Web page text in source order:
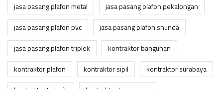
jasa pasang plafon metal
jasa pasang plafon pekalongan
jasa pasang plafon pvc
jasa pasang plafon shunda
jasa pasang plafon triplek
kontraktor bangunan
kontraktor plafon
kontraktor sipil
kontraktor surabaya